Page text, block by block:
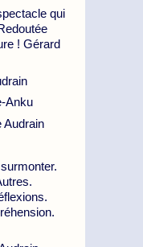
qui
! Gérard
Anku
Audrain